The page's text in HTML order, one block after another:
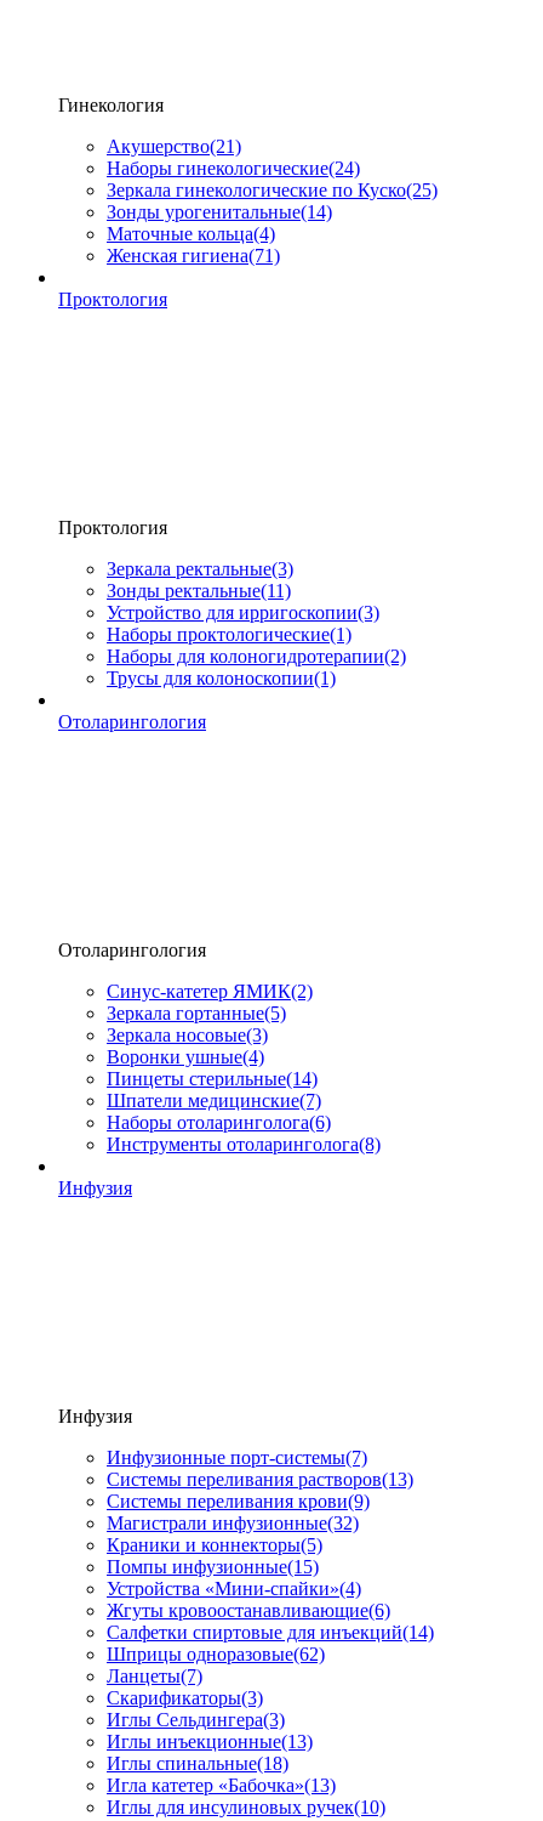
Гинекология
Акушерство(21)
Наборы гинекологические(24)
Зеркала гинекологические по Куско(25)
Зонды урогенитальные(14)
Маточные кольца(4)
Женская гигиена(71)
Проктология
Проктология
Зеркала ректальные(3)
Зонды ректальные(11)
Устройство для ирригоскопии(3)
Наборы проктологические(1)
Наборы для колоногидротерапии(2)
Трусы для колоноскопии(1)
Отоларингология
Отоларингология
Синус-катетер ЯМИК(2)
Зеркала гортанные(5)
Зеркала носовые(3)
Воронки ушные(4)
Пинцеты стерильные(14)
Шпатели медицинские(7)
Наборы отоларинголога(6)
Инструменты отоларинголога(8)
Инфузия
Инфузия
Инфузионные порт-системы(7)
Системы переливания растворов(13)
Системы переливания крови(9)
Магистрали инфузионные(32)
Краники и коннекторы(5)
Помпы инфузионные(15)
Устройства «Мини-спайки»(4)
Жгуты кровоостанавливающие(6)
Салфетки спиртовые для инъекций(14)
Шприцы одноразовые(62)
Ланцеты(7)
Скарификаторы(3)
Иглы Сельдингера(3)
Иглы инъекционные(13)
Иглы спинальные(18)
Игла катетер «Бабочка»(13)
Иглы для инсулиновых ручек(10)